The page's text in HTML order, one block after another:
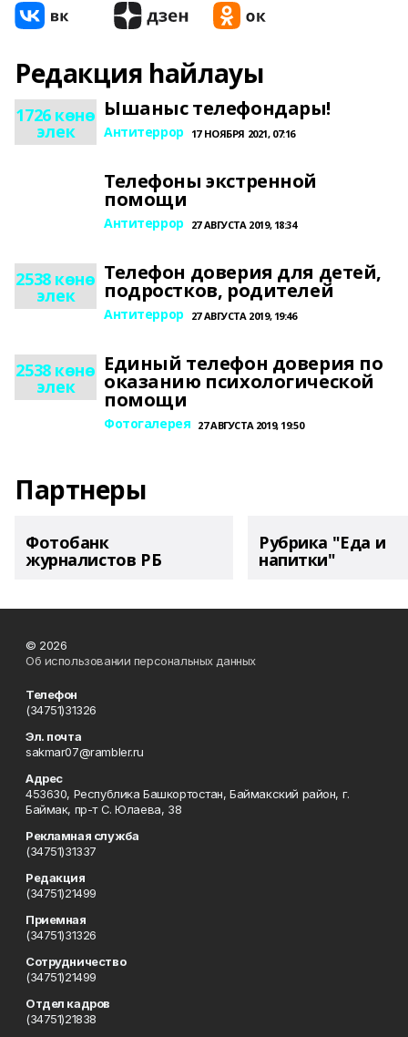
Редакция һайлауы
1726 көнө
элек
Ышаныс телефондары!
Антитеррор 17 НОЯБРЯ 2021, 07:16
Телефоны экстренной
помощи
Антитеррор 27 АВГУСТА 2019, 18:34
2538 көнө
элек
Телефон доверия для детей,
подростков, родителей
Антитеррор 27 АВГУСТА 2019, 19:46
2538 көнө
элек
Единый телефон доверия по
оказанию психологической
помощи
Фотогалерея 27 АВГУСТА 2019, 19:50
Партнеры
Фотобанк
журналистов РБ
Рубрика "Еда и
напитки"
© 2026
Об использовании персональных данных
Телефон
(34751)31326
Эл. почта
sakmar07@rambler.ru
Адрес
453630, Республика Башкортостан, Баймакский район, г.
Баймак, пр-т С. Юлаева, 38
Рекламная служба
(34751)31337
Редакция
(34751)21499
Приемная
(34751)31326
Сотрудничество
(34751)21499
Отдел кадров
(34751)21838